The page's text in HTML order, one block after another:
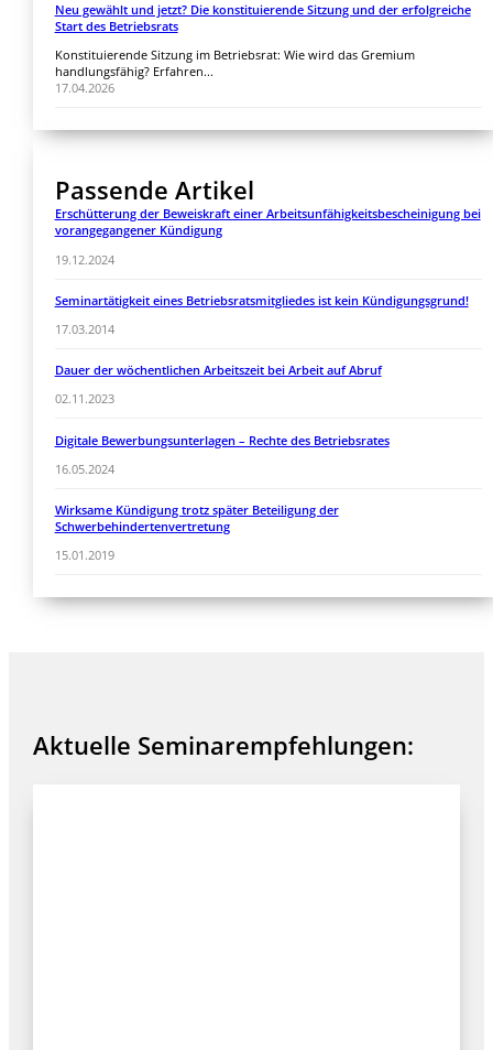
Neu gewählt und jetzt? Die konstituierende Sitzung und der erfolgreiche
Start des Betriebsrats
Konstituierende Sitzung im Betriebsrat: Wie wird das Gremium
handlungsfähig? Erfahren...
17.04.2026
Passende Artikel
Erschütterung der Beweiskraft einer Arbeitsunfähigkeitsbescheinigung bei
vorangegangener Kündigung
19.12.2024
Seminartätigkeit eines Betriebsratsmitgliedes ist kein Kündigungsgrund!
17.03.2014
Dauer der wöchentlichen Arbeitszeit bei Arbeit auf Abruf
02.11.2023
Digitale Bewerbungsunterlagen – Rechte des Betriebsrates
16.05.2024
Wirksame Kündigung trotz später Beteiligung der
Schwerbehindertenvertretung
15.01.2019
Aktuelle Seminarempfehlungen: